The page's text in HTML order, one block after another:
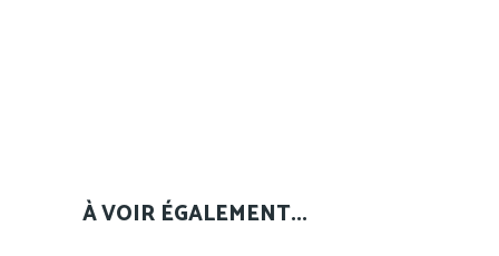
À VOIR ÉGALEMENT...